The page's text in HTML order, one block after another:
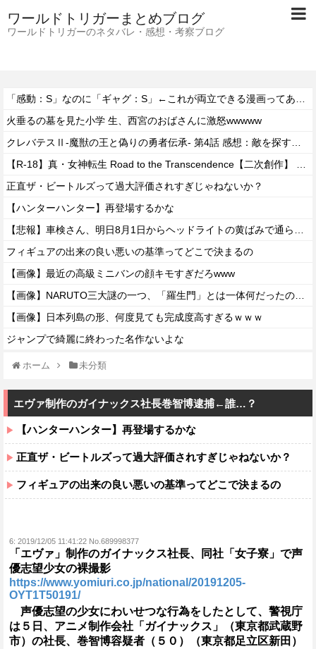
ワールドトリガーまとめブログ
ワールドトリガーのネタバレ・感想・考察ブログ
火垂るの墓を見た小学 生、西宮のおばさんに激怒wwwww
正直ザ・ビートルズって過大評価されすぎじゃねないか？
【ハンターハンター】再登場するかな
フィギュアの出来の良い悪いの基準ってどこで決まるの
【画像】最近の高級ミニバンの顔キモすぎだろwww
【画像】日本列島の形、何度見ても完成度高すぎるｗｗｗ
ジャンプで綺麗に終わった名作ないよな
ホーム 未分類
エヴァ制作のガイナックス社長巻智博逮捕←誰…？
【ハンターハンター】再登場するかな
正直ザ・ビートルズって過大評価されすぎじゃねないか？
フィギュアの出来の良い悪いの基準ってどこで決まるの
6: 2019/12/05 11:41:22 No.689998377
「エヴァ」制作のガイナックス社長、同社「女子寮」で声
優志望少女の裸撮影
https://www.yomiuri.co.jp/national/20191205-
OYT1T50191/
声優志望の少女にわいせつな行為をしたとして、警視庁
は５日、アニメ制作会社「ガイナックス」（東京都武蔵野
市）の社長、巻智博容疑者（５０）（東京都足立区新田）